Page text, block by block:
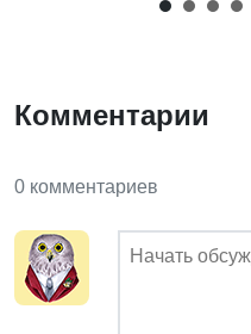
Комментарии
0 комментариев